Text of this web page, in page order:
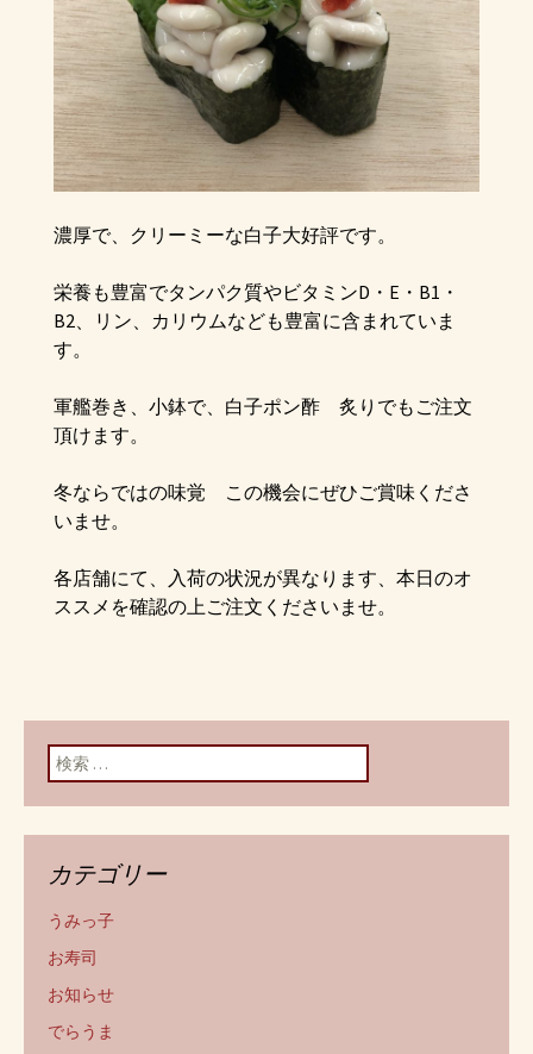
濃厚で、クリーミーな白子大好評です。
栄養 も豊富でタンパク質やビタミンD ・ E ・ B1 ・
B2、リン、カリウムなども豊富に含まれていま
す。
軍艦巻き、小鉢で、白子ポン酢
炙りでもご注文
頂けます。
冬ならではの味覚
この機会にぜひご賞味くださ
いませ。
各店舗にて、入荷の状況が異なります、本日のオ
ススメを確認の上ご注文くださいませ。
検索:
カテゴリー
うみっ子
お寿司
お知らせ
でらうま